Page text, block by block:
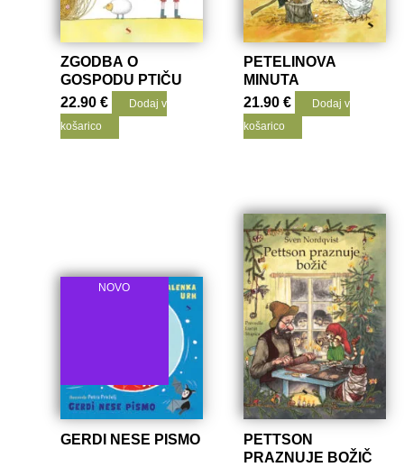
ZGODBA O
GOSPODU PTIČU
22.90€
Dodaj v
košarico
PETELINOVA
MINUTA
21.90€
Dodaj v
košarico
NOVO
GERDI NESE PISMO
PETTSON
PRAZNUJE BOŽIČ